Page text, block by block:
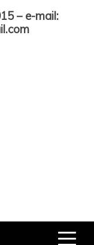
– e-mail: